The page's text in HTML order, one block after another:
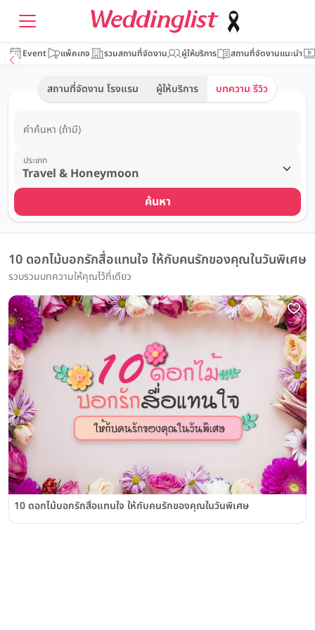
Event แพ็คเกจ รวมสถานที่จัดงาน ผู้ให้บริการ สถานที่จัดงานแนะนำ
สถานที่จัดงาน โรงแรม ผู้ให้บริการ บทความ รีวิว
คำค้นหา (ถ้ามี)
ประเภท
ค้นหา
10 ดอกไม้บอกรักสื่อแทนใจ ให้กับคนรักของคุณในวันพิเศษ
รวบรวมบทความให้คุณไว้ที่เดียว
10 ดอกไม้บอกรักสื่อแทนใจ ให้กับคนรักของคุณในวันพิเศษ